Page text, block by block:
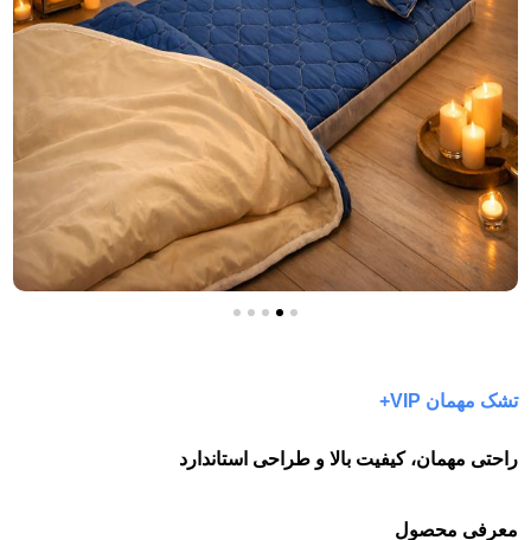
تشک مهمان VIP+
راحتی مهمان، کیفیت بالا و طراحی استاندارد
معرفی محصول